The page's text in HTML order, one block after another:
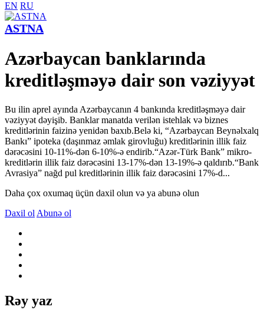
EN RU
ASTNA
Azərbaycan banklarında
kreditləşməyə dair son vəziyyət
Bu ilin aprel ayında Azərbaycanın 4 bankında kreditləşməyə dair
vəziyyət dəyişib. Banklar manatda verilən istehlak və biznes
kreditlərinin faizinə yenidən baxıb.Belə ki, “Azərbaycan Beynəlxalq
Bankı” ipoteka (daşınmaz əmlak girovluğu) kreditlərinin illik faiz
dərəcəsini 10-11%-dən 6-10%-ə endirib.“Azər-Türk Bank” mikro-
kreditlərin illik faiz dərəcəsini 13-17%-dən 13-19%-ə qaldırıb.“Bank
Avrasiya” nağd pul kreditlərinin illik faiz dərəcəsini 17%-d...
Daha çox oxumaq üçün daxil olun və ya abunə olun
Daxil ol Abunə ol
Rəy yaz